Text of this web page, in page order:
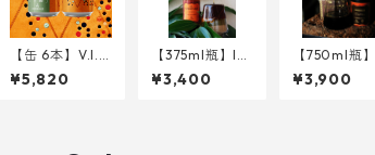
【缶 6本】V.I.T.
R.I.Ø.L VII <DD
H IPA> 340ml
¥5,820
【375ml瓶】Int
o the Nocturn
al Ritual of Sh
¥3,400
【750ml瓶
onbound
erial Stout
¥3,900